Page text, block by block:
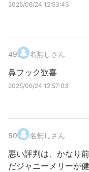
2025/06/24 12:53:43
49. 名無しさん
鼻フック歓喜
2025/06/24 12:57:03
50. 名無しさん
悪い評判は、かなり
だジャニーメリーが